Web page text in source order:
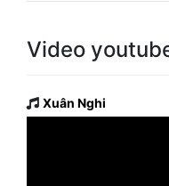
Video
Xuân Nghi